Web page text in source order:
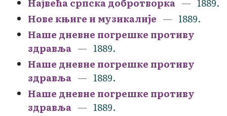
Нове књиге и музикалије
1889.
Наше дневне погрешке противу
здравља
1889.
Наше дневне погрешке противу
здравља
1889.
Наше дневне погрешке противу
здравља
1889.